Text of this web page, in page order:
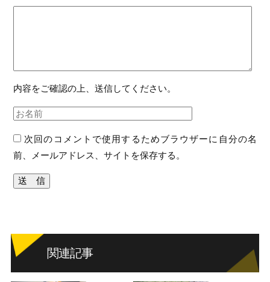
内容をご確認の上、送信してください。
次回のコメントで使用するためブラウザーに自分の名
前、メールアドレス、サイトを保存する。
関連記事